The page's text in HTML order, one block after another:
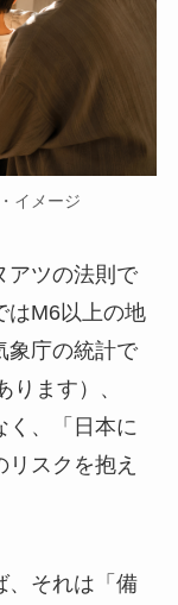
イメージ
アツの法則で
はM6以上の地
象庁の統計で
ます）、
く、「日本に
スクを抱え
、それは「備